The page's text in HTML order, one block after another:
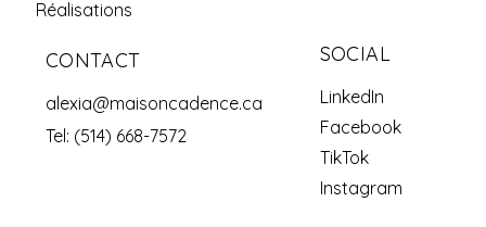
Réalisations
SOCIAL
LinkedIn
Facebook
Instagram
TikTok
CONTACT
alexia@maisoncadence.ca
Tel: (514) 668-7572